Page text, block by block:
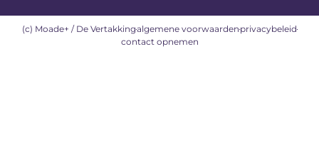
(c) Moade+ / De Vertakkingalgemene voorwaardenprivacybeleid
contact opnemen